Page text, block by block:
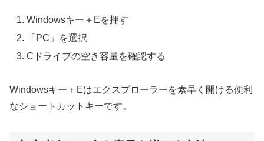
Windowsキー＋Eを押す
「PC」を選択
Cドライブの空き容量を確認する
Windowsキー＋Eはエクスプローラーを素早く開ける便利
なショートカットキーです。